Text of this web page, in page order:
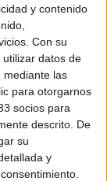
y contenido
Con su
datos de
mediante las
para otorgarnos
socios para
descrito. De
su
y
responsables
una cosa.